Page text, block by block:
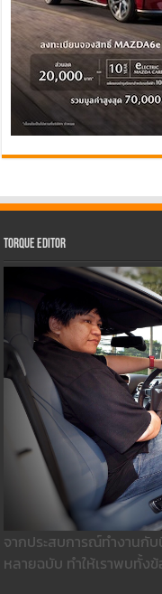
Torque Editor
จากประสบการณ์ทำงานกั
หลายฉบับ ทำให้เราพบทั้ง